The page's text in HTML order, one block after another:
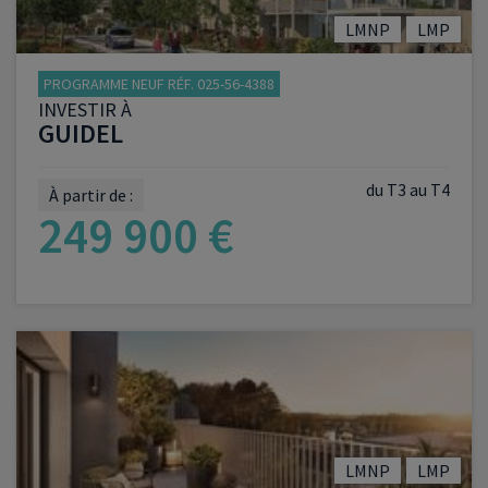
LMNP LMP
PROGRAMME NEUF RÉF. 025-56-4388
INVESTIR À
GUIDEL
du T3 au T4
À partir de :
249 900 €
LMNP LMP